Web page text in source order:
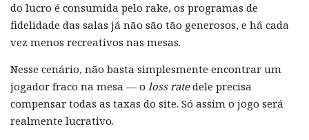
do lucro é consumida pelo rake, os programas de
fidelidade das salas já não são tão generosos, e há cada
vez menos recreativos nas mesas.
Nesse cenário, não basta simplesmente encontrar um
jogador fraco na mesa — o loss ratedele precisa
compensar todas as taxas do site. Só assim o jogo será
realmente lucrativo.